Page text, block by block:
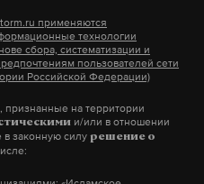
обвиняемых, 28-
Хазратхон
на остальных
версии следствия,
Азии в 2012-2014
на дорогах
назвали «бандой
VK
применяются
технологии
сбора, систематизации и
пользователей сети
Российской Федерации)
признанные на территории
и/или в отношении
в законную силу решение о